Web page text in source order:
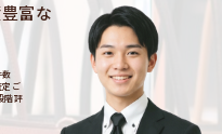
富な
ご
階評